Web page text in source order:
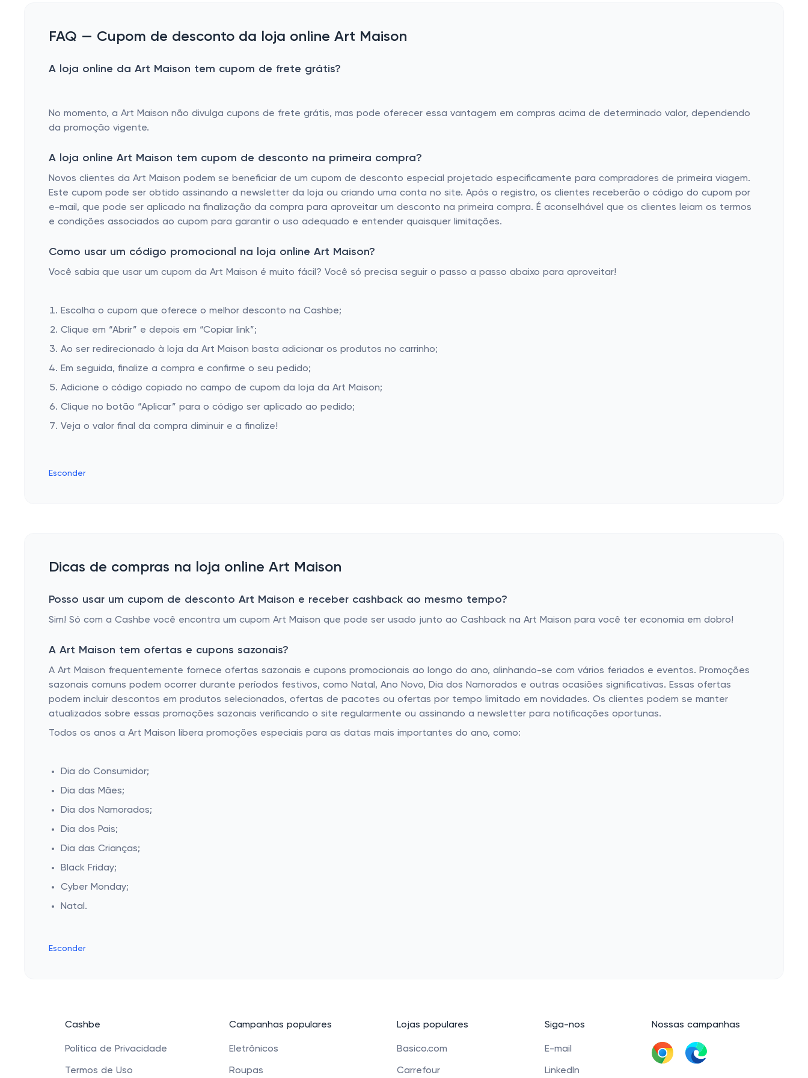
FAQ — Cupom de desconto da loja online Art Maison
A loja online da Art Maison tem cupom de frete grátis?
No momento, a Art Maison não divulga cupons de frete grátis, mas pode oferecer essa vantagem em compras acima de determinado valor, dependendo
da promoção vigente.
A loja online Art Maison tem cupom de desconto na primeira compra?
Novos clientes da Art Maison podem se beneficiar de um cupom de desconto especial projetado especificamente para compradores de primeira viagem.
Este cupom pode ser obtido assinando a newsletter da loja ou criando uma conta no site. Após o registro, os clientes receberão o código do cupom por
e-mail, que pode ser aplicado na finalização da compra para aproveitar um desconto na primeira compra. É aconselhável que os clientes leiam os termos
e condições associados ao cupom para garantir o uso adequado e entender quaisquer limitações.
Como usar um código promocional na loja online Art Maison?
Você sabia que usar um cupom da Art Maison é muito fácil? Você só precisa seguir o passo a passo abaixo para aproveitar!
Escolha o cupom que oferece o melhor desconto na Cashbe;
Clique em “Abrir” e depois em “Copiar link”;
Ao ser redirecionado à loja da Art Maison basta adicionar os produtos no carrinho;
Em seguida, finalize a compra e confirme o seu pedido;
Adicione o código copiado no campo de cupom da loja da Art Maison;
Clique no botão “Aplicar” para o código ser aplicado ao pedido;
Veja o valor final da compra diminuir e a finalize!
Esconder
Dicas de compras na loja online Art Maison
Posso usar um cupom de desconto Art Maison e receber cashback ao mesmo tempo?
Sim! Só com a Cashbe você encontra um cupom Art Maison que pode ser usado junto ao Cashback na Art Maison para você ter economia em dobro!
A Art Maison tem ofertas e cupons sazonais?
A Art Maison frequentemente fornece ofertas sazonais e cupons promocionais ao longo do ano, alinhando-se com vários feriados e eventos. Promoções
sazonais comuns podem ocorrer durante períodos festivos, como Natal, Ano Novo, Dia dos Namorados e outras ocasiões significativas. Essas ofertas
podem incluir descontos em produtos selecionados, ofertas de pacotes ou ofertas por tempo limitado em novidades. Os clientes podem se manter
atualizados sobre essas promoções sazonais verificando o site regularmente ou assinando a newsletter para notificações oportunas.
Todos os anos a Art Maison libera promoções especiais para as datas mais importantes do ano, como:
Dia do Consumidor;
Dia das Mães;
Dia dos Namorados;
Dia dos Pais;
Dia das Crianças;
Black Friday;
Cyber Monday;
Natal.
Esconder
Cashbe
Política de Privacidade
Termos de Uso
Campanhas populares
Eletrônicos
Roupas
Lojas populares
Basico.com
Carrefour
Siga-nos
E-mail
LinkedIn
Nossas campanhas